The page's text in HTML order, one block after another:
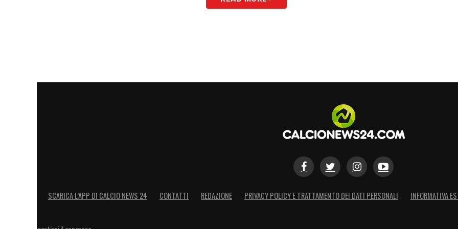
SCARICA L’APP DI CALCIO NEWS 24 CONTATTI REDAZIONE PRIVACY POLICY E TRATTAMENTO DEI DATI PERSONALI INFORMATIVA